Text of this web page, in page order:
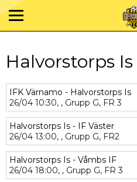
Halvorstorps Is
IFK Värnamo - Halvorstorps Is
26/04 10:30, , Grupp G, FR 3
Halvorstorps Is - IF Väster
26/04 13:00, , Grupp G, FR2
Halvorstorps Is - Våmbs IF
26/04 18:00, , Grupp G, FR 3